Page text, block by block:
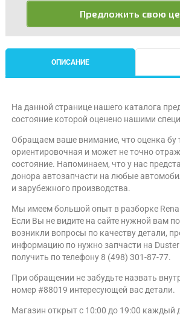
Предложить свою
ОПИСАНИЕ
На данной странице нашего каталога
состояние которой оценено нашими
Обращаем ваше внимание, что оценка бу
ориентировочная и может не точно
состояние. Напоминаем, что у нас
донора автозапчасти на любые
и зарубежного производства.
Мы имеем большой опыт в разборке
Если Вы не видите на сайте нужной вам
возникли вопросы по качеству детали,
информацию по нужно запчасти на
получить по телефону 8 (498) 301-87-77.
При обращении не забудьте назвать
номер #88019 интересующей вас детали.
Магазин открыт с 10:00 до 19:00 каждый